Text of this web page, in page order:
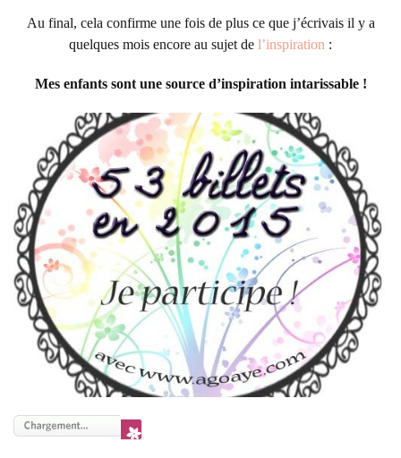
Au final, cela confirme une fois de plus ce que j’écrivais il y a
quelques mois encore au sujet de l’inspiration :
Mes enfants sont une source d’inspiration intarissable !